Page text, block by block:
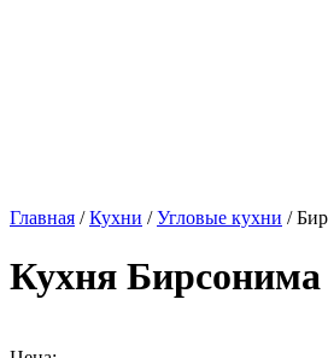
Главная /Кухни /Угловые кухни /
Кухня Бирсонима